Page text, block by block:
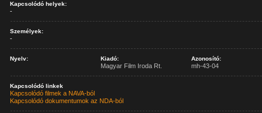
Kapcsolódó helyek:
-
Személyek:
-
Nyelv: Kiadó:
Magyar Film Iroda Rt.
Azonosító:
mh-43-04
Kapcsolódó linkek
Kapcsolódó filmek a NAVA-ból
Kapcsolódó dokumentumok az NDA-ból